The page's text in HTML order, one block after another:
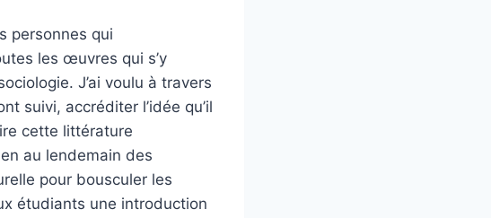
personnes qui
les œuvres qui s’y
J’ai voulu à travers
suivi, accréditer l’idée qu’il
cette littérature
au lendemain des
pour bousculer les
étudiants une introduction